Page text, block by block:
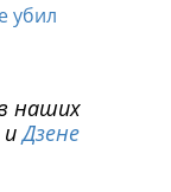
убил
наших
иДзене